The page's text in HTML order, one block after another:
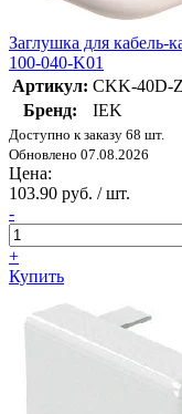
Заглушка для
100-040-K01
Артикул: CKK-40D-
Бренд:
IEK
Доступно к заказу 68 шт.
Обновлено 07.08.2026
Цена:
103.90 руб. / шт.
-
+
Купить